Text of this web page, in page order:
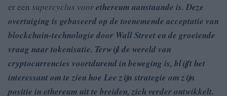
er een supercyclus voorethereum aanstaande is. Deze
overtuiging is gebaseerd op de toenemende acceptatie van
blockchain-technologie door Wall Street en de groeiende
vraag naar tokenisatie. Terwijl de wereld van
cryptocurrencies voortdurend in beweging is, blijft het
interessant om te zien hoe Lee zijn strategie om zijn
positie in ethereum uit te breiden, zich verder ontwikkelt.